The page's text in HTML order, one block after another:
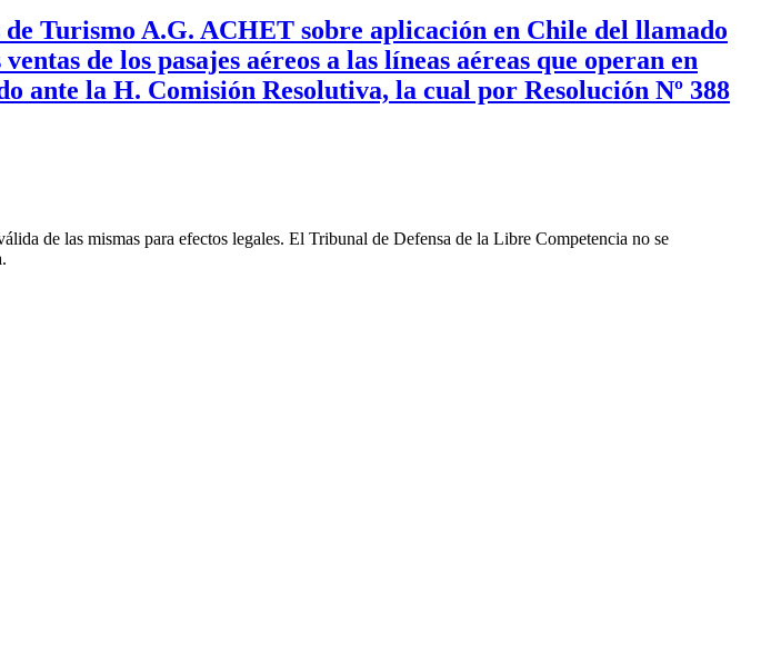
Turismo A.G. ACHET sobre aplicación en Chile del llamado
de los pasajes aéreos a las líneas aéreas que operan en
ante la H. Comisión Resolutiva, la cual por Resolución Nº 388
de las mismas para efectos legales. El Tribunal de Defensa de la Libre Competencia no se